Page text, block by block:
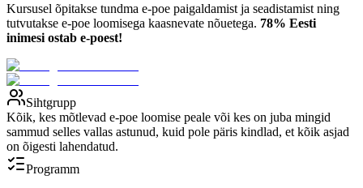
Kursusel õpitakse tundma e-poe paigaldamist ja seadistamist ning
tutvutakse e-poe loomisega kaasnevate nõuetega. 78% Eesti
inimesi ostab e-poest!
Sihtgrupp
Kõik, kes mõtlevad e-poe loomise peale või kes on juba mingid
sammud selles vallas astunud, kuid pole päris kindlad, et kõik asjad
on õigesti lahendatud.
Programm